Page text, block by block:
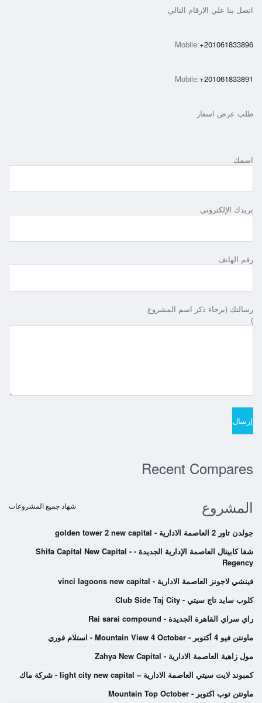
اتصل بنا علي الارقام التالي
Mobile:+201061833896
Mobile:+201061833891
طلب عرض اسعار
اسمك
بريدك الإلكتروني
رقم الهاتف
رسالتك (برجاء ذكر اسم المشروع
)
Recent Compares
المشروع
شهاد جميع المشروعات
جولدن تاور 2 العاصمة الادارية - golden tower 2 new capital
شفا كابيتال العاصمة الإدارية الجديدة - Shifa Capital New Capital -
Regency
فينشي لاجونز العاصمة الادارية - vinci lagoons new capital
كلوب سايد تاج سيتي - Club Side Taj City
راي سراي القاهرة الجديدة - Rai sarai compound
ماونتن فيو 4 أكتوبر - Mountain View 4 October - استلام فوري
مول زاهية العاصمة الادارية - Zahya New Capital
كمبوند لايت سيتي العاصمة الادارية – light city new capital - شركة ماك
ماونتن توب اكتوبر - Mountain Top October